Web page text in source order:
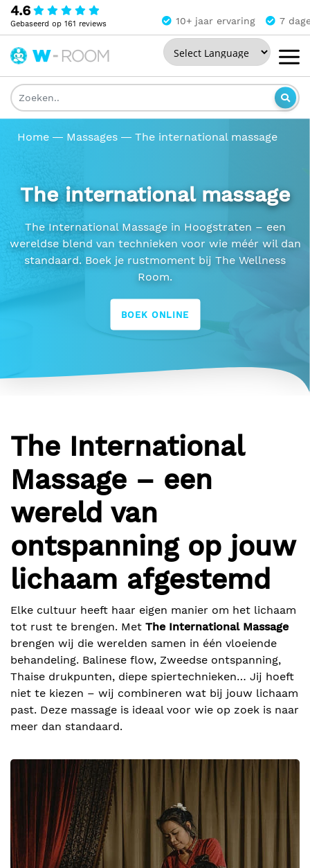
4.6
Gebaseerd op 161 reviews 10+ jaar ervaring 7
Powered by
Wellness
Room
Home Massages The international massage
The international massage
The International Massage in Hoogstraten – een
wereldse blend van technieken voor wie méér wil dan
standaard. Boek je rustmoment bij The Wellness
Room.
BOEK ONLINE
The International
Massage – een
wereld van
ontspanning op jouw
lichaam afgestemd
Elke cultuur heeft haar eigen manier om het lichaam
tot rust te brengen. Met The International Massage
brengen wij die werelden samen in één vloeiende
behandeling. Balinese flow, Zweedse ontspanning,
Thaise drukpunten, diepe spiertechnieken… Jij hoeft
niet te kiezen – wij combineren wat bij jouw lichaam
past. Deze massage is ideaal voor wie op zoek is naar
meer dan standaard.